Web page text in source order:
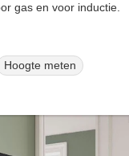
gas en voor inductie.
Hoogte meten